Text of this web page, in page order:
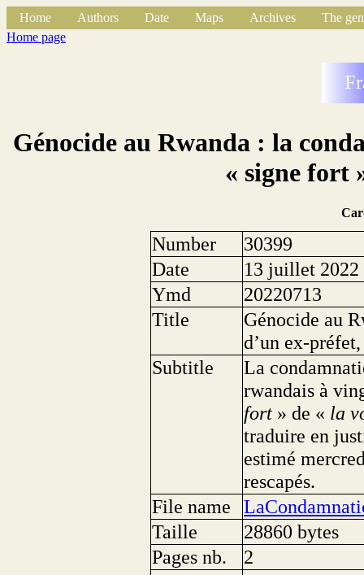
Home Authors Date Maps Archives
The
Home page
Génocide au Rwanda : la
« signe fort
Number
30399
Date
13 juillet 2022
Ymd
20220713
Title
Génocide au
d’un ex-
Subtitle
La
rwandais à
fort » de « la
traduire en
estimé
rescapés.
File name
Taille
28860 bytes
Pages nb.
2